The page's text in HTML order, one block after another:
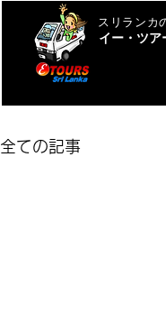
スリランカ
イー・ツア
全ての記事